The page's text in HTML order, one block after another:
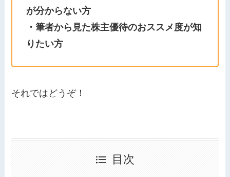
が分からない方
・筆者から見た株主優待のおススメ度が知
りたい方
それではどうぞ！
目次